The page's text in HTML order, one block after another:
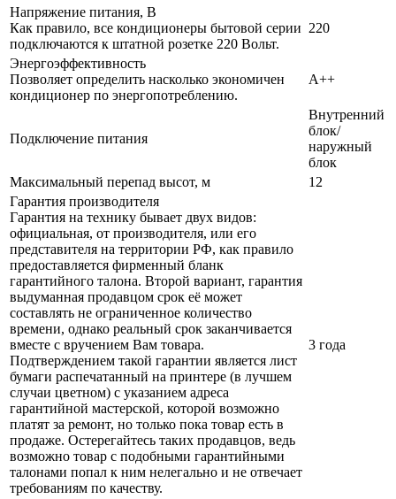
Напряжение питания, В
Как правило, все кондиционеры бытовой серии
подключаются к штатной розетке 220 Вольт.
220
Энергоэффективность
Позволяет определить насколько экономичен
кондиционер по энергопотреблению.
A++
Подключение питания
Внутренний
блок/
наружный
блок
Максимальный перепад высот, м
12
Гарантия производителя
Гарантия на технику бывает двух видов:
официальная, от производителя, или его
представителя на территории РФ, как правило
предоставляется фирменный бланк
гарантийного талона. Второй вариант, гарантия
выдуманная продавцом срок её может
составлять не ограниченное количество
времени, однако реальный срок заканчивается
вместе с вручением Вам товара.
Подтверждением такой гарантии является лист
бумаги распечатанный на принтере (в лучшем
случаи цветном) с указанием адреса
гарантийной мастерской, которой возможно
платят за ремонт, но только пока товар есть в
продаже. Остерегайтесь таких продавцов, ведь
возможно товар с подобными гарантийными
талонами попал к ним нелегально и не отвечает
требованиям по качеству.
3 года